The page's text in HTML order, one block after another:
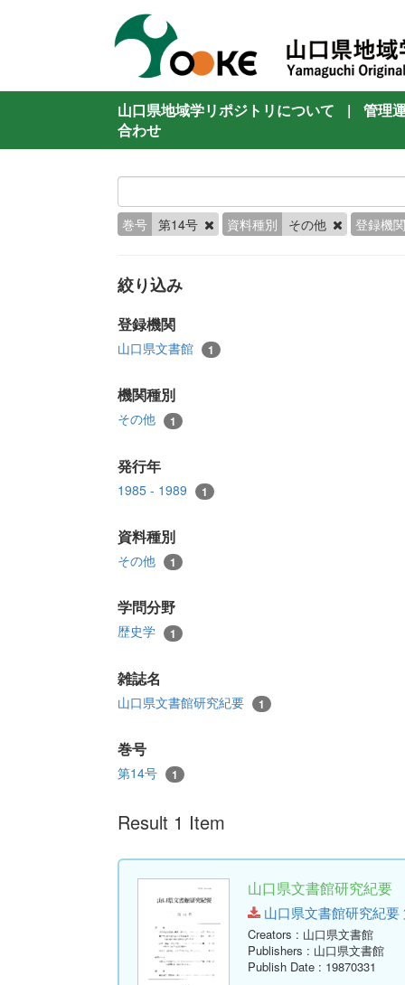
山口県地域学リポジトリについて |
管理
合わせ
巻号 第14号 資料種別 その他 登録機関
絞り込み
登録機関
山口県文書館 1
機関種別
その他 1
発行年
1985 - 1989 1
資料種別
その他 1
学問分野
歴史学 1
雑誌名
山口県文書館研究紀要 1
巻号
第14号 1
Result 1 Item
山口県文書館研究紀要
山口県文書館研究紀要
Creators : 山口県文書館
Publishers : 山口県文書館
Publish Date : 19870331